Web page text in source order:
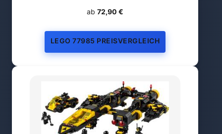
ab 72,90 €
LEGO 77985 PREISVERGLEICH